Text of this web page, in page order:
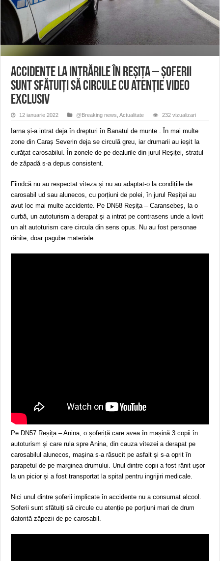
ANUNŢ OPRIRE APĂ în CARANSEBEȘ – 04.08.2026 – avarie – Calea
ANUNŢ OPRIRE APĂ în CARANSEBEȘ avarie
Accidente la intrările în Reșița – Șoferii
sunt sfătuiți să circule cu atenție VIDEO
EXCLUSIV
12 ianuarie 2022 @Breaking news ,Actualitate 232 vizualizari
Iarna și-a intrat deja în drepturi în Banatul de munte . În mai multe
zone din Caraș Severin deja se circulă greu, iar drumarii au ieșit la
curățat carosabilul. În zonele de pe dealurile din jurul Reșiței, stratul
de zăpadă s-a depus consistent.
Fiindcă nu au respectat viteza și nu au adaptat-o la condițiile de
carosabil ud sau alunecos, cu porțiuni de polei, în jurul Reșiței au
avut loc mai multe accidente. Pe DN58 Reșița – Caransebeș, la o
curbă, un autoturism a derapat și a intrat pe contrasens unde a lovit
un alt autoturism care circula din sens opus. Nu au fost personae
rănite, doar pagube materiale.
Pe DN57 Reșița – Anina, o șoferiță care avea în mașină 3 copii în
autoturism și care rula spre Anina, din cauza vitezei a derapat pe
carosabilul alunecos, mașina s-a răsucit pe asfalt și s-a oprit în
parapetul de pe marginea drumului. Unul dintre copii a fost rănit ușor
la un picior și a fost transportat la spital pentru ingrijiri medicale.
Nici unul dintre șoferii implicate în accidente nu a consumat alcool.
Șoferii sunt sfătuiți să circule cu atenție pe porțiuni mari de drum
datorită zăpezii de pe carosabil.